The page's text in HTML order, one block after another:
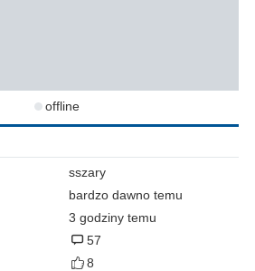
offline
sszary
bardzo dawno temu
3 godziny temu
57
8